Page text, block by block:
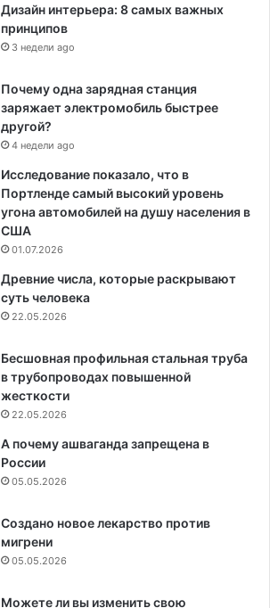
Дизайн интерьера: 8 самых важных
принципов
3 недели ago
Почему одна зарядная станция
заряжает электромобиль быстрее
другой?
4 недели ago
Исследование показало, что в
Портленде самый высокий уровень
угона автомобилей на душу населения в
США
01.07.2026
Древние числа, которые раскрывают
суть человека
22.05.2026
Бесшовная профильная стальная труба
в трубопроводах повышенной
жесткости
22.05.2026
А почему ашваганда запрещена в
России
05.05.2026
Создано новое лекарство против
мигрени
05.05.2026
Можете ли вы изменить свою